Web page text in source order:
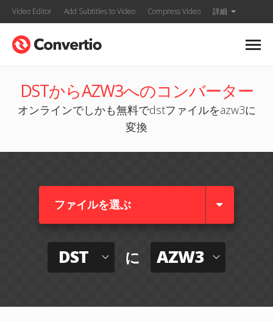
Video Editor Add Subtitles to Video Compress Video 詳細
DSTからAZW3へのコンバーター
オンラインでしかも無料でdstファイルをazw3に
変換
ファイルを選ぶ
DST に AZW3